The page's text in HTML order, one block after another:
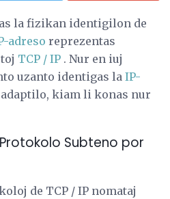
la fizikan identigilon de
adreso reprezentas
TCP / IP . Nur en iuj
uzanto identigas la IP-
kiam li konas nur
Protokolo Subteno por
de TCP / IP nomataj